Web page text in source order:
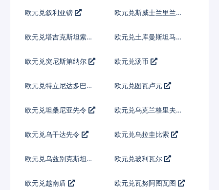
欧元兑叙利亚镑
欧元兑斯威士兰里兰吉
欧元兑塔吉克斯坦索莫
欧元兑土库曼斯坦马纳
欧元兑突尼斯第纳尔 欧元兑汤币
欧元兑特立尼达多巴哥
欧元兑图瓦卢元
欧元兑坦桑尼亚先令 欧元兑乌克兰格里夫纳
欧元兑乌干达先令 欧元兑乌拉圭比索
欧元兑乌兹别克斯坦索
欧元兑玻利瓦尔
欧元兑越南盾 欧元兑瓦努阿图瓦图